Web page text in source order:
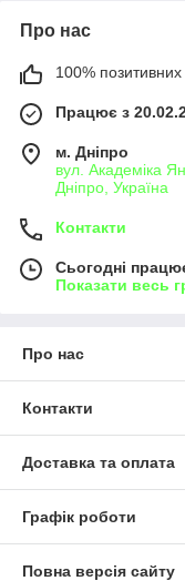
Про нас
100% позитивних
Працює з
м. Дніпро
вул. Академіка
Дніпро, Україна
Контакти
Сьогодні
Показати весь
Про нас
Контакти
Доставка та оплата
Графік роботи
Повна версія сайту